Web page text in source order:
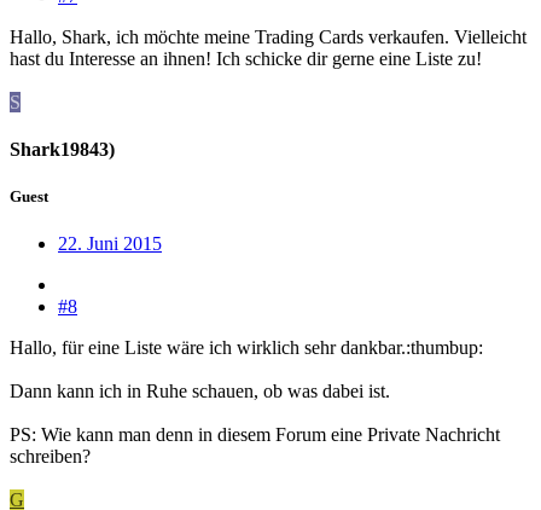
Hallo, Shark, ich möchte meine Trading Cards verkaufen. Vielleicht
hast du Interesse an ihnen! Ich schicke dir gerne eine Liste zu!
S
Shark19843)
Guest
22. Juni 2015
#8
Hallo, für eine Liste wäre ich wirklich sehr dankbar.:thumbup:
Dann kann ich in Ruhe schauen, ob was dabei ist.
PS: Wie kann man denn in diesem Forum eine Private Nachricht
schreiben?
G